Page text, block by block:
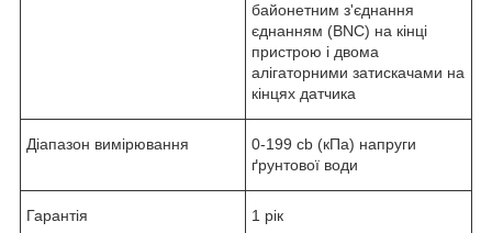
байонетним з'єднання
єднанням (BNC) на кінці
пристрою і двома
алігаторними затискачами на
кінцях датчика
Діапазон вимірювання
0-199 cb (кПа) напруги
ґрунтової води
Гарантія 1 рік